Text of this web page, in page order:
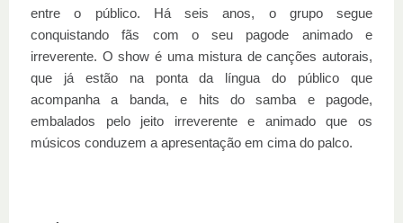
entre o público. Há seis anos, o grupo segue
conquistando fãs com o seu pagode animado e
irreverente. O show é uma mistura de canções autorais,
que já estão na ponta da língua do público que
acompanha a banda, e hits do samba e pagode,
embalados pelo jeito irreverente e animado que os
músicos conduzem a apresentação em cima do palco.